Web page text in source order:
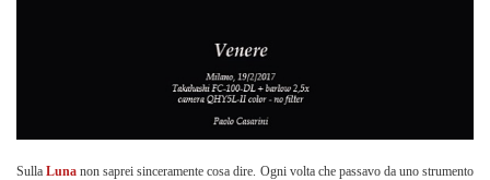
Sulla Luna non saprei sinceramente cosa dire. Ogni volta che passavo da uno strumento